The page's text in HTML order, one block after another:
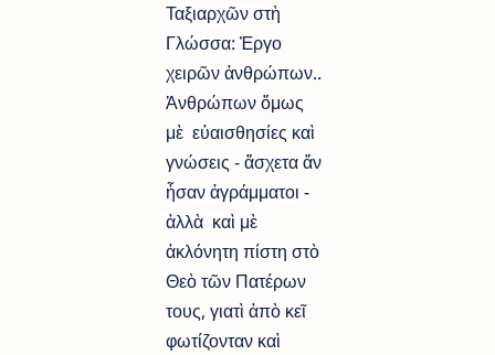
Ταξιαρχῶν στὴ
Γλώσσα: Ἐργο
χειρῶν ἀνθρώπων..
Ἀνθρώπων ὅμως
μὲ εὐαισθησίες καὶ
γνώσεις - ἄσχετα ἄν
ἦσαν ἀγράμματοι -
ἀλλὰ καὶ μὲ
ἀκλόνητη πίστη στὸ
Θεὸ τῶν Πατέρων
τους, γιατὶ ἀπὸ κεῖ
φωτίζονταν καὶ